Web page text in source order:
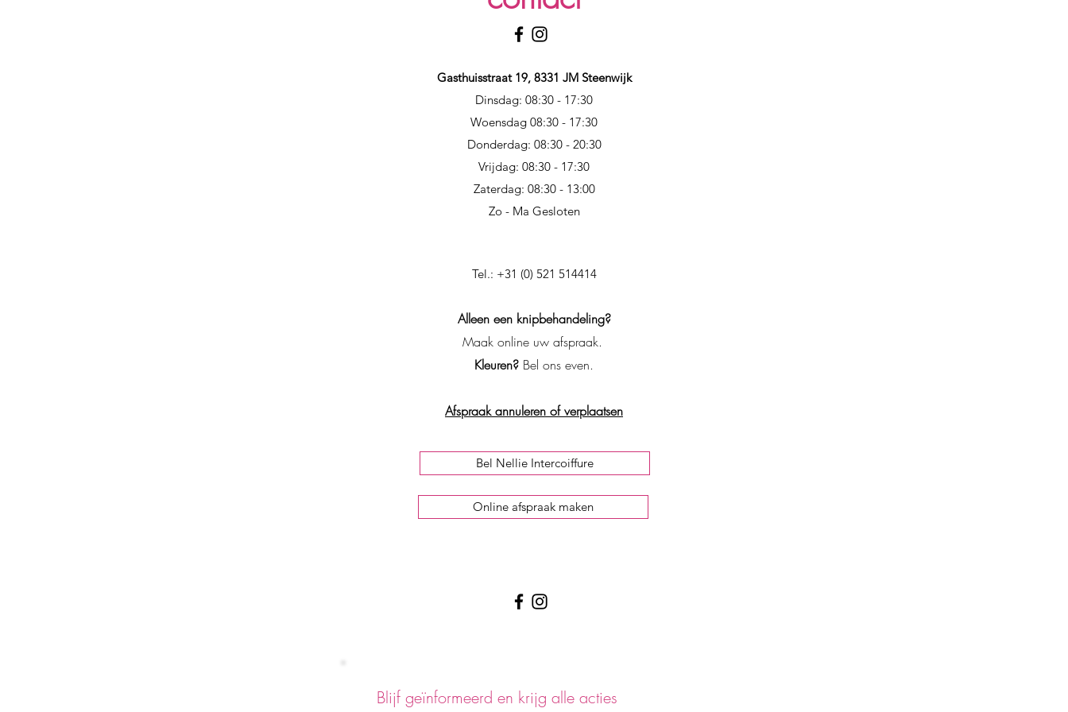
Gasthuisstraat 19, 8331 JM Steenwijk
Dinsdag: 08:30 - 17:30
Woensdag 08:30 - 17:30
Donderdag: 08:30 - 20:30
Vrijdag: 08:30 - 17:30
Zaterdag: 08:30 - 13:00
Zo - Ma Gesloten
Tel.: +31 (0) 521 514414
Alleen een knipbehandeling?
Maak online uw afspraak.
Kleuren? Bel ons even.
Afspraak annuleren of verplaatsen
Bel Nellie Intercoiffure
Online afspraak maken
Blijf geïnformeerd en krijg alle acties